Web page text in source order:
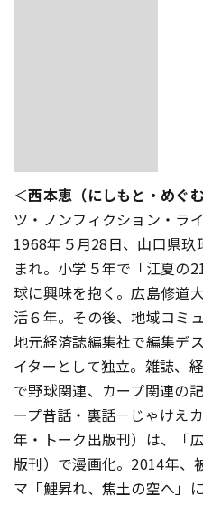
＜西本恵（にしもと・めぐむ
ツ・ノンフィクション・ラ
1968年５月28日、山口県
まれ。小学５年で「江夏の
球に興味を抱く。広島修道
活６年。その後、地域コミ
地元経済誌編集社で編集デ
イターとして独立。雑誌、
で野球関連、カープ関連の
ープ昔話・裏話－じゃけえ
年・トーク出版刊）は、「
版刊）で漫画化。2014年、
マ「鯉昇れ、焦土の空へ」